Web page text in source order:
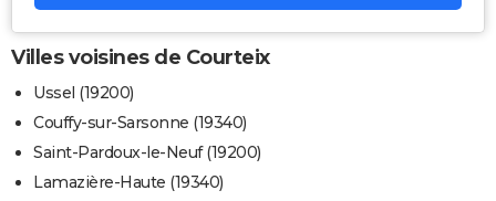
Villes voisines de Courteix
Ussel (19200)
Couffy-sur-Sarsonne (19340)
Saint-Pardoux-le-Neuf (19200)
Lamazière-Haute (19340)